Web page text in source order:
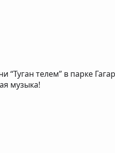
телем” в парке
музыка!